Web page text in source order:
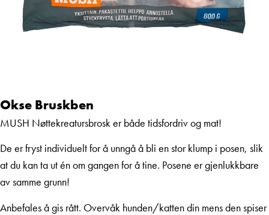
Okse Bruskben
MUSH Nøttekreatursbrosk er både tidsfordriv og mat!
De er fryst individuelt for å unngå å bli en stor klump i posen, slik
at du kan ta ut én om gangen for å tine. Posene er gjenlukkbare
av samme grunn!
Anbefales å gis rått. Overvåk hunden/katten din mens den spiser